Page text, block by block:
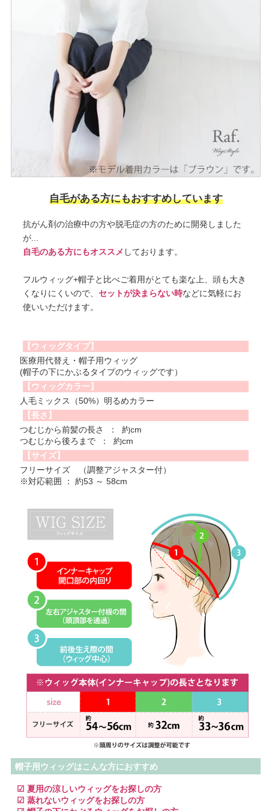
自毛がある方にもおすすめしています
抗がん剤の治療中の方や脱毛症の方のために開発しました
が...
自毛のある方にもオススメ しております。
フルウィッグ+帽子と比べご着用がとても楽な上、頭も大き
くなりにくいので、 セットが決まらない時などに気軽にお
使いいただけます。
【ウィッグタイプ】
医療用代替え・帽子用ウィッグ
(帽子の下にかぶるタイプのウィッグです）
【ウィッグカラー】
人毛ミックス（50%）明るめカラー
【長さ】
つむじから前髪の長さ ： 約cm
つむじから後ろまで ： 約cm
【サイズ】
フリーサイズ （調整アジャスター付）
※対応範囲 ： 約53 ～ 58cm
帽子用ウィッグはこんな方におすすめ
☑ 夏用の涼しいウィッグをお探しの方
☑ 蒸れないウィッグをお探しの方